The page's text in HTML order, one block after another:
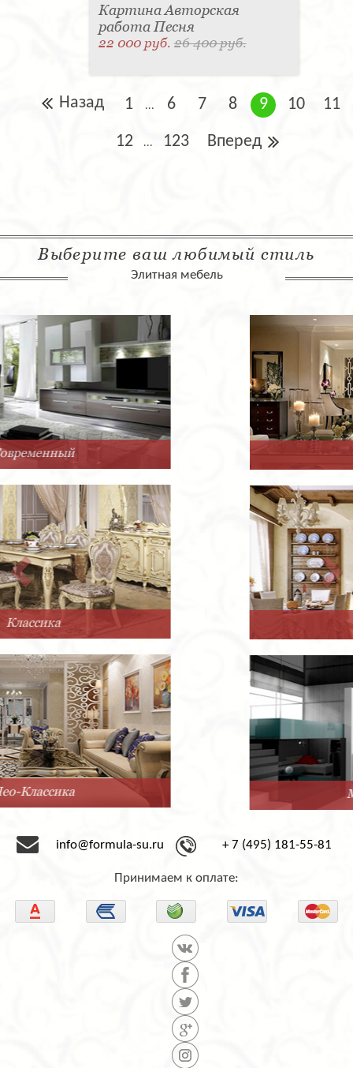
Картина Авторская
работа Песня
22 000 руб.26 400 руб.
Назад 1 ... 6 7 8 9 10 11
12 ... 123 Вперед
Выберите ваш любимый стиль
Элитная мебель
Минимализм
info@formula-su.ru + 7 (495) 181-55-81
Принимаем к оплате: